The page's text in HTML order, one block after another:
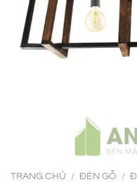
TRANG CHỦ / ĐÈN GỖ /